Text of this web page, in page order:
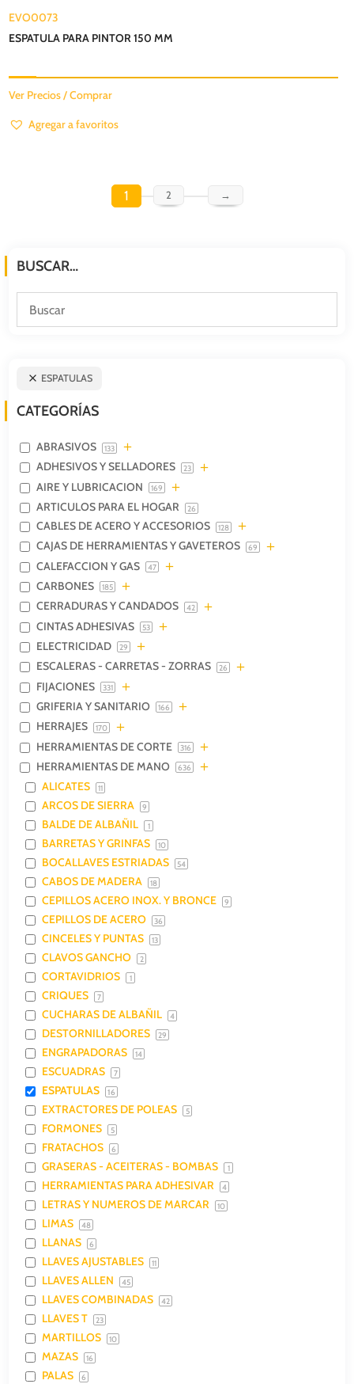
EVO0073
ESPATULA PARA PINTOR 150 MM
Ver Precios / Comprar
Agregar a favoritos
1 2 →
BUSCAR…
ESPATULAS
CATEGORÍAS
ABRASIVOS 133
ADHESIVOS Y SELLADORES 23
AIRE Y LUBRICACION 169
ARTICULOS PARA EL HOGAR 26
CABLES DE ACERO Y ACCESORIOS 128
CAJAS DE HERRAMIENTAS Y GAVETEROS 69
CALEFACCION Y GAS 47
CARBONES 185
CERRADURAS Y CANDADOS 42
CINTAS ADHESIVAS 53
ELECTRICIDAD 29
ESCALERAS - CARRETAS - ZORRAS 26
FIJACIONES 331
GRIFERIA Y SANITARIO 166
HERRAJES 170
HERRAMIENTAS DE CORTE 316
HERRAMIENTAS DE MANO 636
ALICATES 11
ARCOS DE SIERRA 9
BALDE DE ALBAÑIL 1
BARRETAS Y GRINFAS 10
BOCALLAVES ESTRIADAS 54
CABOS DE MADERA 18
CEPILLOS ACERO INOX. Y BRONCE 9
CEPILLOS DE ACERO 36
CINCELES Y PUNTAS 13
CLAVOS GANCHO 2
CORTAVIDRIOS 1
CRIQUES 7
CUCHARAS DE ALBAÑIL 4
DESTORNILLADORES 29
ENGRAPADORAS 14
ESCUADRAS 7
ESPATULAS 16
EXTRACTORES DE POLEAS 5
FORMONES 5
FRATACHOS 6
GRASERAS - ACEITERAS - BOMBAS 1
HERRAMIENTAS PARA ADHESIVAR 4
LETRAS Y NUMEROS DE MARCAR 10
LIMAS 48
LLANAS 6
LLAVES AJUSTABLES 11
LLAVES ALLEN 45
LLAVES COMBINADAS 42
LLAVES T 23
MARTILLOS 10
MAZAS 16
PALAS 6